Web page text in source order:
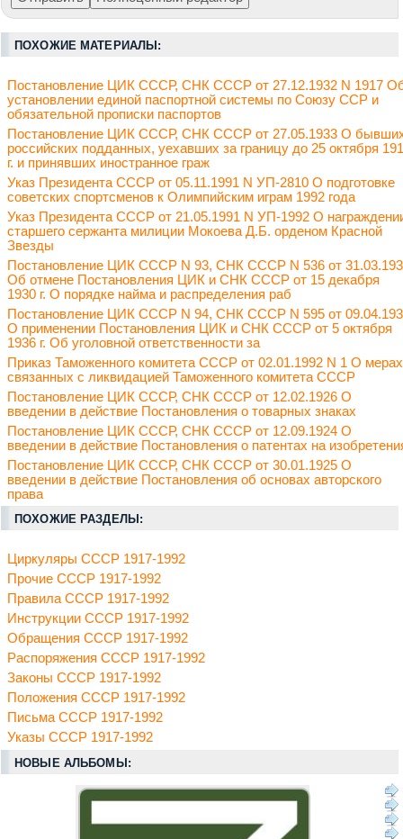
ПОХОЖИЕ МАТЕРИАЛЫ:
Постановление ЦИК СССР, СНК СССР от 27.12.1932 N 1917
установлении единой паспортной системы по Союзу ССР и
обязательной прописки паспортов
Постановление ЦИК СССР, СНК СССР от 27.05.1933 О
российских подданных, уехавших за границу до 25 октября
г. и принявших иностранное граж
Указ Президента СССР от 05.11.1991 N УП-2810 О подготовке
советских спортсменов к Олимпийским играм 1992 года
Указ Президента СССР от 21.05.1991 N УП-1992 О
старшего сержанта милиции Мокоева Д.Б. орденом Красной
Звезды
Постановление ЦИК СССР N 93, СНК СССР N 536 от
Об отмене Постановления ЦИК и СНК СССР от 15 декабря
1930 г. О порядке найма и распределения раб
Постановление ЦИК СССР N 94, СНК СССР N 595 от
О применении Постановления ЦИК и СНК СССР от 5 октября
1936 г. Об уголовной ответственности за
Приказ Таможенного комитета СССР от 02.01.1992 N 1 О
связанных с ликвидацией Таможенного комитета СССР
Постановление ЦИК СССР, СНК СССР от 12.02.1926 О
введении в действие Постановления о товарных знаках
Постановление ЦИК СССР, СНК СССР от 12.09.1924 О
введении в действие Постановления о патентах на
Постановление ЦИК СССР, СНК СССР от 30.01.1925 О
введении в действие Постановления об основах авторского
права
ПОХОЖИЕ РАЗДЕЛЫ:
Циркуляры СССР 1917-1992
Прочие СССР 1917-1992
Правила СССР 1917-1992
Инструкции СССР 1917-1992
Обращения СССР 1917-1992
Распоряжения СССР 1917-1992
Законы СССР 1917-1992
Положения СССР 1917-1992
Письма СССР 1917-1992
Указы СССР 1917-1992
НОВЫЕ АЛЬБОМЫ: